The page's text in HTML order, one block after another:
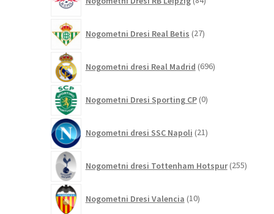
izdelkov
Nogometni Dresi Real Betis 27izdelkov
Nogometni dresi Real Madrid 696izdelkov
Nogometni Dresi Sporting CP 0izdelkov
Nogometni dresi SSC Napoli 21izdelkov
Nogometni dresi Tottenham Hotspur 255
Nogometni Dresi Valencia 10izdelkov